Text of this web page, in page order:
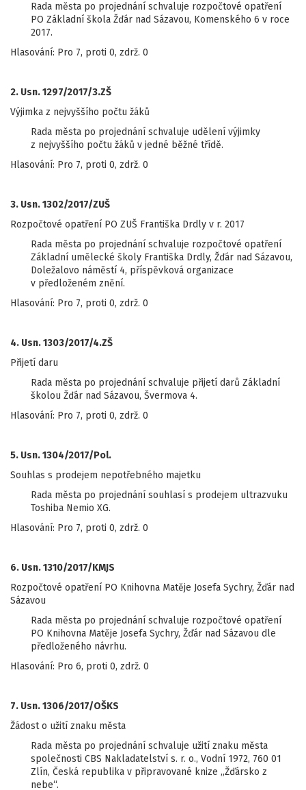
Rada města po projednání schvaluje rozpočtové opatření
PO Základní škola Žďár nad Sázavou, Komenského 6 v roce
2017.
Hlasování: Pro 7, proti 0, zdrž. 0
2. Usn. 1297/2017/3.ZŠ
Výjimka z nejvyššího počtu žáků
Rada města po projednání schvaluje udělení výjimky
z nejvyššího počtu žáků v jedné běžné třídě.
Hlasování: Pro 7, proti 0, zdrž. 0
3. Usn. 1302/2017/ZUŠ
Rozpočtové opatření PO ZUŠ Františka Drdly v r. 2017
Rada města po projednání schvaluje rozpočtové opatření
Základní umělecké školy Františka Drdly, Žďár nad Sázavou,
Doležalovo náměstí 4, příspěvková organizace
v předloženém znění.
Hlasování: Pro 7, proti 0, zdrž. 0
4. Usn. 1303/2017/4.ZŠ
Přijetí daru
Rada města po projednání schvaluje přijetí darů Základní
školou Žďár nad Sázavou, Švermova 4.
Hlasování: Pro 7, proti 0, zdrž. 0
5. Usn. 1304/2017/Pol.
Souhlas s prodejem nepotřebného majetku
Rada města po projednání souhlasí s prodejem ultrazvuku
Toshiba Nemio XG.
Hlasování: Pro 7, proti 0, zdrž. 0
6. Usn. 1310/2017/KMJS
Rozpočtové opatření PO Knihovna Matěje Josefa Sychry, Žďár nad
Sázavou
Rada města po projednání schvaluje rozpočtové opatření
PO Knihovna Matěje Josefa Sychry, Žďár nad Sázavou dle
předloženého návrhu.
Hlasování: Pro 6, proti 0, zdrž. 0
7. Usn. 1306/2017/OŠKS
Žádost o užití znaku města
Rada města po projednání schvaluje užití znaku města
společnosti CBS Nakladatelství s. r. o., Vodní 1972, 760 01
Zlín, Česká republika v připravované knize „Žďársko z
nebe“.